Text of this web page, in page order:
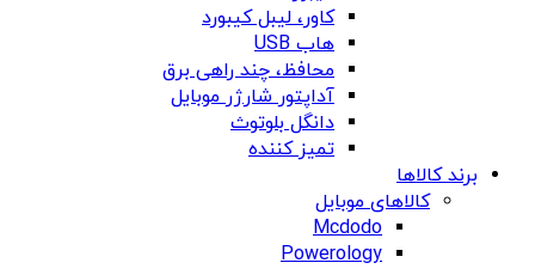
کاور، لیبل کیبورد
هاب USB
محافظ، چند راهی برق
آداپتور شارژر موبایل
دانگل بلوتوث
تمیز کننده
برند کالاها
کالاهای موبایل
Mcdodo
Powerology